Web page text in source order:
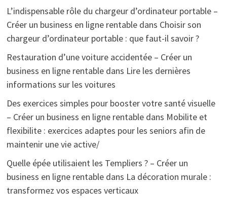
L’indispensable rôle du chargeur d’ordinateur portable –
Créer un business en ligne rentabledans Choisir son
chargeur d’ordinateur portable : que faut-il savoir ?
Restauration d’une voiture accidentée – Créer un
business en ligne rentabledans Lire les dernières
informations sur les voitures
Des exercices simples pour booster votre santé visuelle
– Créer un business en ligne rentabledans Mobilite et
flexibilite : exercices adaptes pour les seniors afin de
maintenir une vie active/
Quelle épée utilisaient les Templiers ? – Créer un
business en ligne rentabledans La décoration murale :
transformez vos espaces verticaux